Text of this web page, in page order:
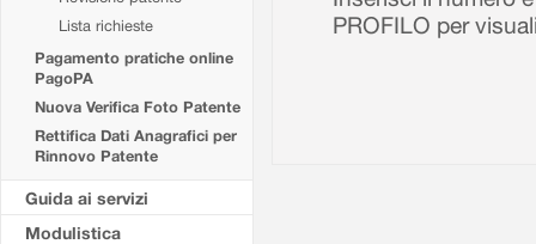
Lista richieste
Pagamento pratiche online
PagoPA
Nuova Verifica Foto Patente
Rettifica Dati Anagrafici per
Rinnovo Patente
Guida ai servizi
Modulistica
PROFILO per